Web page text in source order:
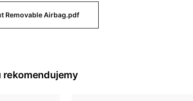
Removable Airbag.pdf